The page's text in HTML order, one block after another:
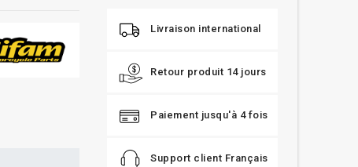
Livraison international
Retour produit 14 jours
Paiement jusqu'à 4 fois
Support client Français